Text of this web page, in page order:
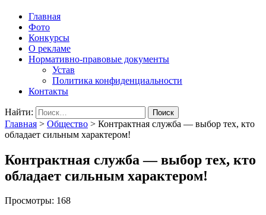
Главная
Фото
Конкурсы
О рекламе
Нормативно-правовые документы
Устав
Политика конфиденциальности
Контакты
Найти:
Главная > Общество > Контрактная служба — выбор тех, кто
обладает сильным характером!
Контрактная служба — выбор тех, кто
обладает сильным характером!
Просмотры: 168